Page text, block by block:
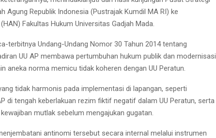
Agung Republik Indonesia (Pustrajak Kumdil MA RI) ke
Fakultas Hukum Universitas Gadjah Mada.
terbitnya Undang-Undang Nomor 30 Tahun 2014 tentang
UU AP membawa pertumbuhan hukum publik dan modernisasi
aneka norma memicu tidak koheren dengan UU Peratun.
tidak harmonis pada implementasi di lapangan, seperti
di tengah keberlakuan rezim fiktif negatif dalam UU Peratun, serta
mutlak sebelum mengajukan gugatan.
antinomi tersebut secara internal melalui instrumen